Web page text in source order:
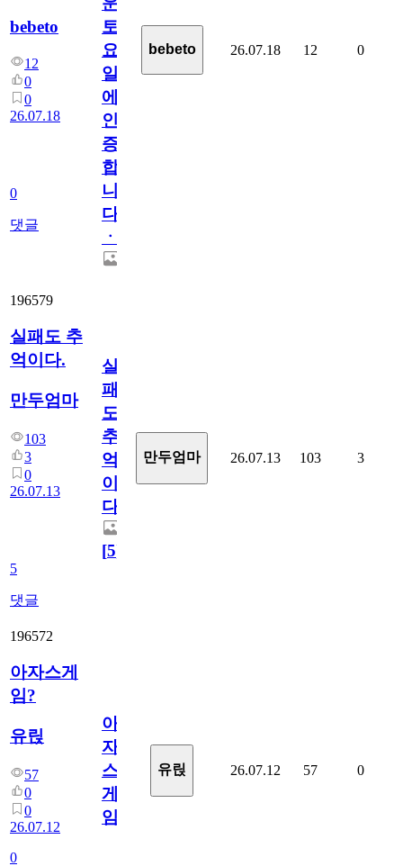
bebeto
12
0
0
26.07.18
0
댓글
토
요
일
에
인
증
합
니
다
ㆍ
bebeto 26.07.18 12 0
196579
실패도 추
억이다.
만두엄마
103
3
0
26.07.13
5
댓글
실
패
도
추
억
이
다.
[5]
만두엄마 26.07.13 103 3
196572
아자스게
임?
유릱
57
0
0
26.07.12
0
아
자
스
게
임?
유릱 26.07.12 57 0